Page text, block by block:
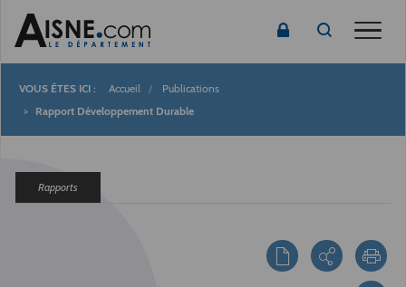
Fil
Accueil
Publications
Rapport Développement Durable
Rapports